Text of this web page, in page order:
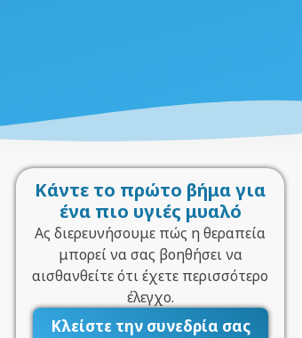
Κάντε το πρώτο βήμα για
ένα πιο υγιές μυαλό
Ας διερευνήσουμε πώς η θεραπεία
μπορεί να σας βοηθήσει να
αισθανθείτε ότι έχετε περισσότερο
έλεγχο.
Κλείστε την συνεδρία σας